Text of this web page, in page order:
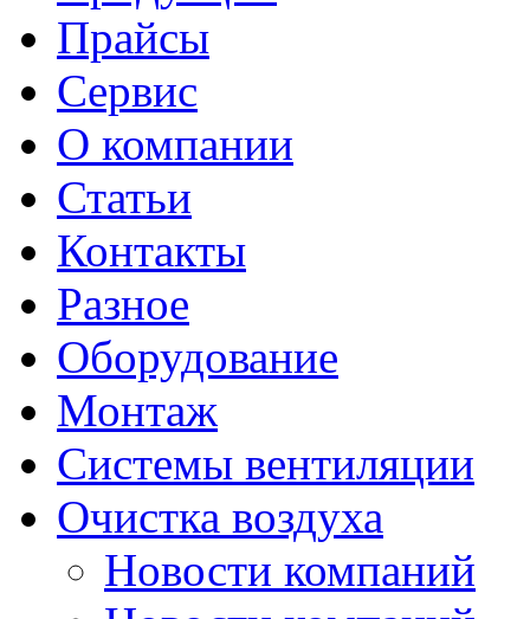
Прайсы
Сервис
О компании
Статьи
Контакты
Разное
Оборудование
Монтаж
Системы вентиляции
Очистка воздуха
Новости компаний